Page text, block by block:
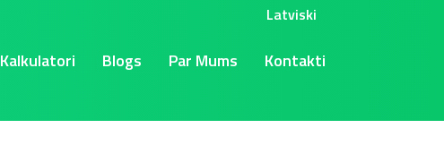
Latviski
Kalkulatori Blogs Par Mums Kontakti